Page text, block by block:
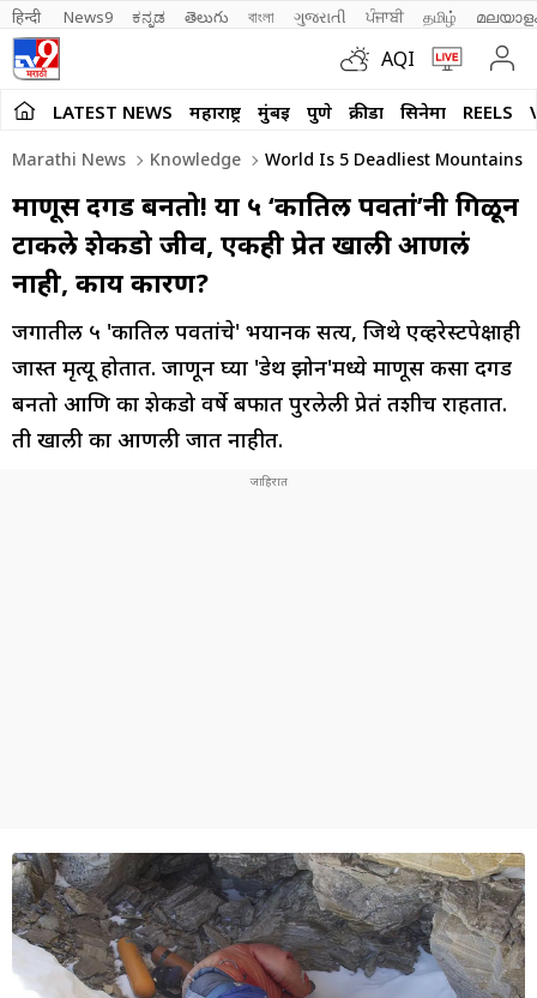
हिन्दी News9 ಕನ್ನಡ తెలుగు বাংলা ગુજરાતી ਪੰਜਾਬੀ தமிழ்
AQI
LATEST NEWS महाराष्ट्र मुंबई पुणे क्रीडा सिनेमा REELS
Marathi News Knowledge World Is 5 Deadliest Mountains
माणूस दगड बनतो! या ५ ‘कातिल पर्वतां’नी गिळून
टाकले शेकडो जीव, एकही प्रेत खाली आणलं
नाही, काय कारण?
जगातील ५ 'कातिल पर्वतांचे' भयानक सत्य, जिथे एव्हरेस्टपेक्षाही
जास्त मृत्यू होतात. जाणून घ्या 'डेथ झोन'मध्ये माणूस कसा दगड
बनतो आणि का शेकडो वर्षे बर्फात पुरलेली प्रेतं तशीच राहतात.
ती खाली का आणली जात नाहीत.